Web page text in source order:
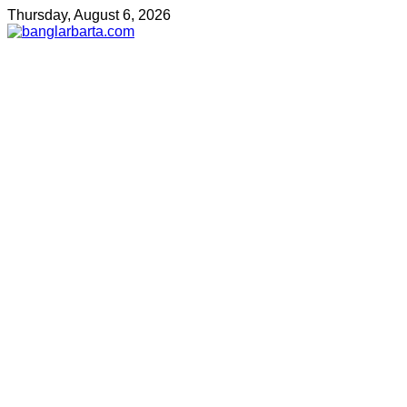
Thursday, August 6, 2026